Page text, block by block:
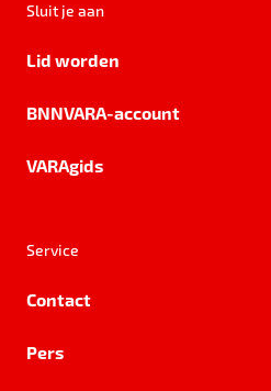
Sluit je aan
Lid worden
BNNVARA-account
VARAgids
Service
Contact
Pers